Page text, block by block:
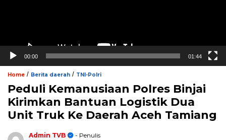
00:00 01:44
Home / Berita daerah / TNI-Polri
Peduli Kemanusiaan Polres Binjai
Kirimkan Bantuan Logistik Dua
Unit Truk Ke Daerah Aceh Tamiang
Admin TVB
- Penulis